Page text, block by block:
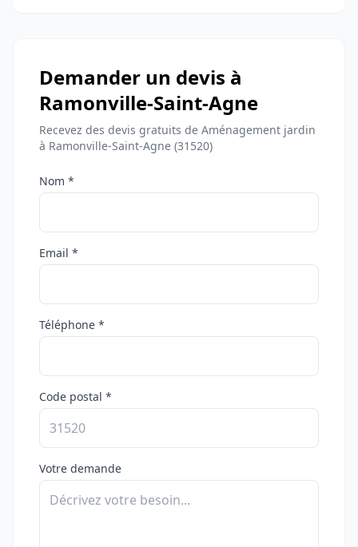
Demander un devis à
Ramonville-Saint-Agne
Recevez des devis gratuits de Aménagement jardin
à Ramonville-Saint-Agne (31520)
Nom *
Email *
Téléphone *
Code postal *
Votre demande